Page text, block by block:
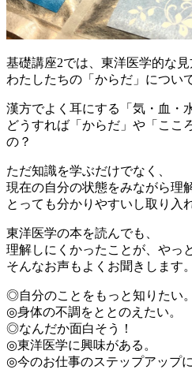
基礎講座2では、東洋医学的な
わたしたちの「からだ」につい
漢方でよく耳にする「気・血・
どうすれば「からだ」や「ここ
の？
ただ知識を学ぶだけでなく、
現在の自分の状態をみながら理
とっても分かりやすいし取り入
東洋医学の本を読んでも、
理解しにくかったことが、やっ
そんなお声もよくお聞きします。
◎自分のことをもっと知りたい。
◎身体の不調をととのえたい。
◎なんだか面白そう！
◎東洋医学に興味がある。
◎今のお仕事のステップアップ